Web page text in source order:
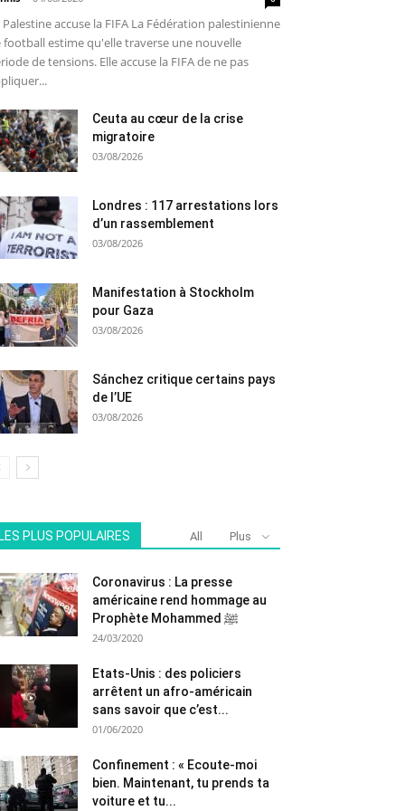
Palestine accuse la FIFA La Fédération palestinienne
football estime qu'elle traverse une nouvelle
de tensions. Elle accuse la FIFA de ne pas
Ceuta au cœur de la crise
migratoire
03/08/2026
Londres : 117 arrestations lors
d’un rassemblement
03/08/2026
Manifestation à Stockholm
pour Gaza
03/08/2026
Sánchez critique certains pays
de l’UE
03/08/2026
LES PLUS POPULAIRES All Plus
Coronavirus : La presse
américaine rend hommage au
Prophète Mohammed ﷺ
24/03/2020
Etats-Unis : des policiers
arrêtent un afro-américain
sans savoir que c’est...
01/06/2020
Confinement : « Ecoute-moi
bien. Maintenant, tu prends ta
voiture et tu...